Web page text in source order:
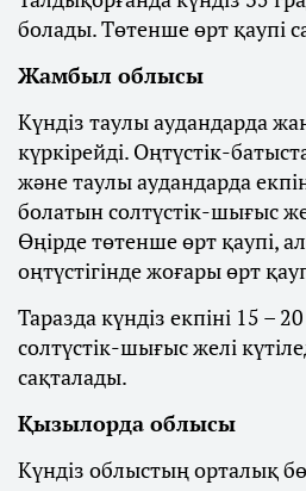
болады. Төтенше өрт қаупі
Жамбыл облысы
Күндіз таулы аудандарда
күркірейді. Оңтүстік-
және таулы аудандарда
болатын солтүстік-шығыс
Өңірде төтенше өрт қаупі,
оңтүстігінде жоғары өрт
Таразда күндіз екпіні 15 –
солтүстік-шығыс желі
сақталады.
Қызылорда облысы
Күндіз облыстың орталық